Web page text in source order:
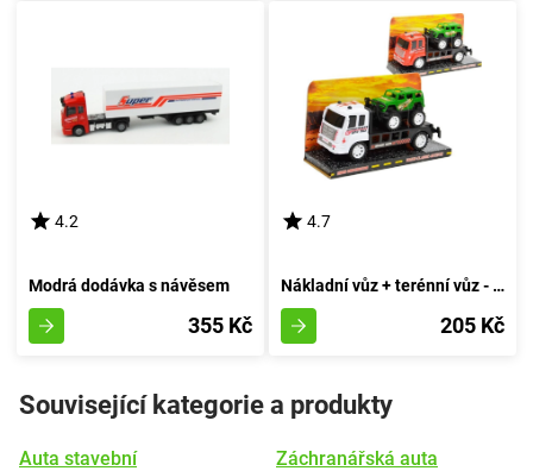
4.2
Modrá dodávka s návěsem
355 Kč
4.7
Nákladní vůz + terénní vůz - bílý
205 Kč
Související kategorie a produkty
Auta stavební Záchranářská auta